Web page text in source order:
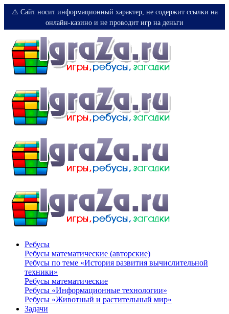
⚠️ Сайт носит информационный характер, не содержит ссылки на
онлайн-казино и не проводит игр на деньги
Ребусы
Ребусы математические (авторские)
Ребусы по теме «История развития вычислительной
техники»
Ребусы математические
Ребусы «Информационные технологии»
Ребусы «Животный и растительный мир»
Задачи